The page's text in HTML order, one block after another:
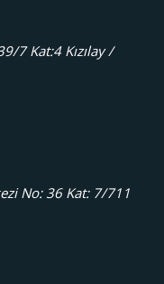
7 Kat:4 Kızılay /
No: 36 Kat: 7/711